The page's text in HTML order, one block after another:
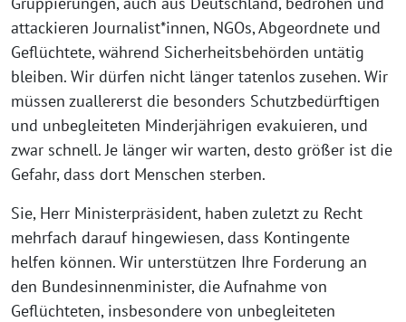
attackieren Journalist*innen, NGOs, Abgeordnete und
Geflüchtete, während Sicherheitsbehörden untätig
bleiben. Wir dürfen nicht länger tatenlos zusehen. Wir
müssen zuallererst die besonders Schutzbedürftigen
und unbegleiteten Minderjährigen evakuieren, und
zwar schnell. Je länger wir warten, desto größer ist die
Gefahr, dass dort Menschen sterben.
Sie, Herr Ministerpräsident, haben zuletzt zu Recht
mehrfach darauf hingewiesen, dass Kontingente
helfen können. Wir unterstützen Ihre Forderung an
den Bundesinnenminister, die Aufnahme von
Geflüchteten, insbesondere von unbegleiteten